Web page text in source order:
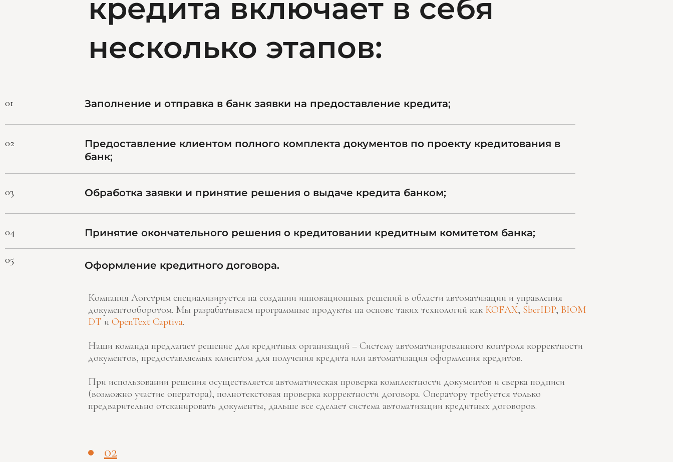
кредита включает в себя
несколько этапов:
01 Заполнение и отправка в банк заявки на предоставление кредита;
02
Предоставление клиентом полного комплекта документов по проекту кредитования в
банк;
03 Обработка заявки и принятие решения о выдаче кредита банком;
04 Принятие окончательного решения о кредитовании кредитным комитетом банка;
05 Оформление кредитного договора.
Компания Логстрим специализируется на создании инновационных решений в области автоматизации и управления
документооборотом. Мы разрабатываем программные продукты на основе таких технологий как KOFAX, SberIDP, BIOM
DT и OpenText Captiva.
Наши команда предлагает решение для кредитных организаций – Систему автоматизированного контроля корректности
документов, предоставляемых клиентом для получения кредита или автоматизация оформления кредитов.
При использовании решения осуществляется автоматическая проверка комплектности документов и сверка подписи
(возможно участие оператора), полнотекстовая проверка корректности договора. Оператору требуется только
предварительно отсканировать документы, дальше все сделает система автоматизации кредитных договоров.
02